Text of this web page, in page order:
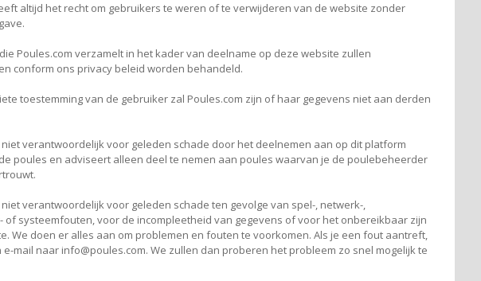
altijd het recht om gebruikers te weren of te verwijderen van de website zonder
Poules.com verzamelt in het kader van deelname op deze website zullen
conform ons privacy beleid worden behandeld.
toestemming van de gebruiker zal Poules.com zijn of haar gegevens niet aan derden
niet verantwoordelijk voor geleden schade door het deelnemen aan op dit platform
poules en adviseert alleen deel te nemen aan poules waarvan je de poulebeheerder
niet verantwoordelijk voor geleden schade ten gevolge van spel-, netwerk-,
of systeemfouten, voor de incompleetheid van gegevens of voor het onbereikbaar zijn
We doen er alles aan om problemen en fouten te voorkomen. Als je een fout aantreft,
mail naar info@poules.com. We zullen dan proberen het probleem zo snel mogelijk te